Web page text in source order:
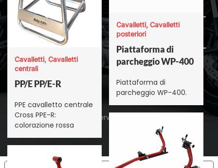
Cavalletti, Cavalletti
posteriori
Piattaforma di
parcheggio WP-400
Piattaforma di
parcheggio WP-400.
Cavalletti, Cavalletti
centrali
PP/E PP/E-R
PPE cavalletto centrale
Cross PPE-R:
colorazione rossa
Cavalletti
Sollevatori
Accessori per
sollevatori
Racing
Certificato DNV ISO-
9001 IT
Certificato DNV ISO-
9001 EN
©2026Bikelift. All rights reserved.